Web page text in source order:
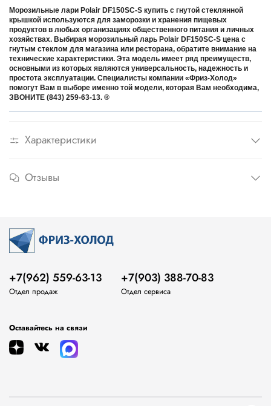
Морозильные лари Polair DF150SС-S купить с гнутой стеклянной
крышкой используются для заморозки и хранения пищевых
продуктов в любых организациях общественного питания и личных
хозяйствах. Выбирая морозильный ларь Polair DF150SС-S цена с
гнутым стеклом для магазина или ресторана, обратите внимание на
технические характеристики. Эта модель имеет ряд преимуществ,
основными из которых являются универсальность, надежность и
простота эксплуатации. Специалисты компании «Фриз-Холод»
помогут Вам в выборе именно той модели, которая Вам необходима,
ЗВОНИТЕ (843) 259-63-13. ®
Характеристики
Отзывы
+7(962) 559-63-13
Отдел продаж
+7(903) 388-70-83
Отдел сервиса
Оставайтесь на связи